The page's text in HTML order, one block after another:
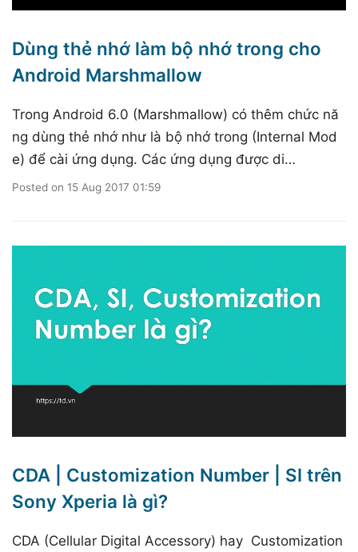
Dùng thẻ nhớ làm bộ nhớ trong cho
Android Marshmallow
Trong Android 6.0 (Marshmallow) có thêm chức nă
ng dùng thẻ nhớ như là bộ nhớ trong (Internal Mod
e) để cài ứng dụng. Các ứng dụng được di…
Posted on 15 Aug 2017 01:59
CDA | Customization Number | SI trên
Sony Xperia là gì?
CDA (Cellular Digital Accessory) hay Customization